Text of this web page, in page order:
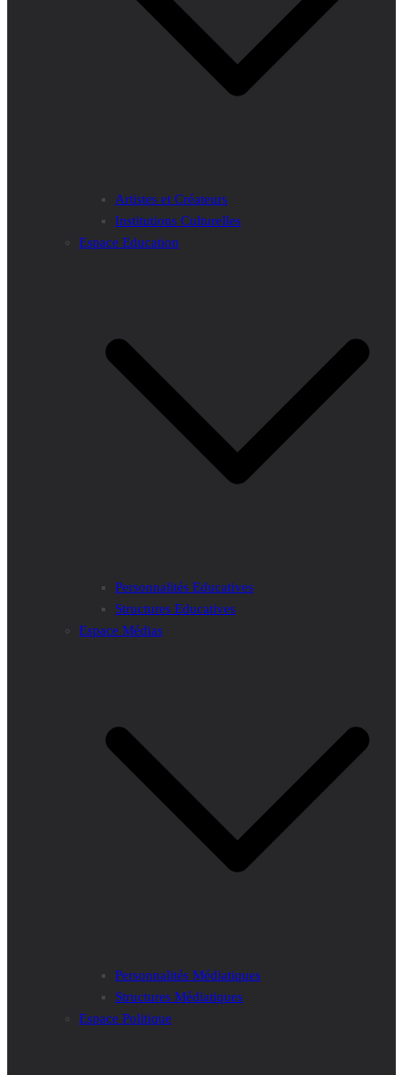
Artistes et Créateurs
Institutions Culturelles
Espace Education
Personnalités Educatives
Structures Educatives
Espace Médias
Personnalités Médiatiques
Structures Médiatiques
Espace Politique